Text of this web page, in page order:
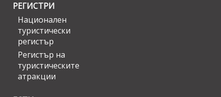
РЕГИСТРИ
Национален
туристически
регистър
Регистър на
туристическите
атракции